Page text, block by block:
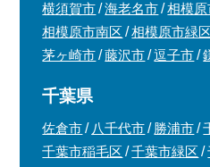
横須賀市
海老名市
相模
相模原市南区
相模原市緑区
茅ヶ崎市
藤沢市 逗子市
千葉県
佐倉市 八千代市 勝浦市
千葉市稲毛区
千葉市緑区